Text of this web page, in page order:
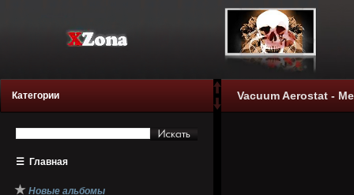
Категории
☰ Главная
★ Новые альбомы
Vacuum Aerostat -